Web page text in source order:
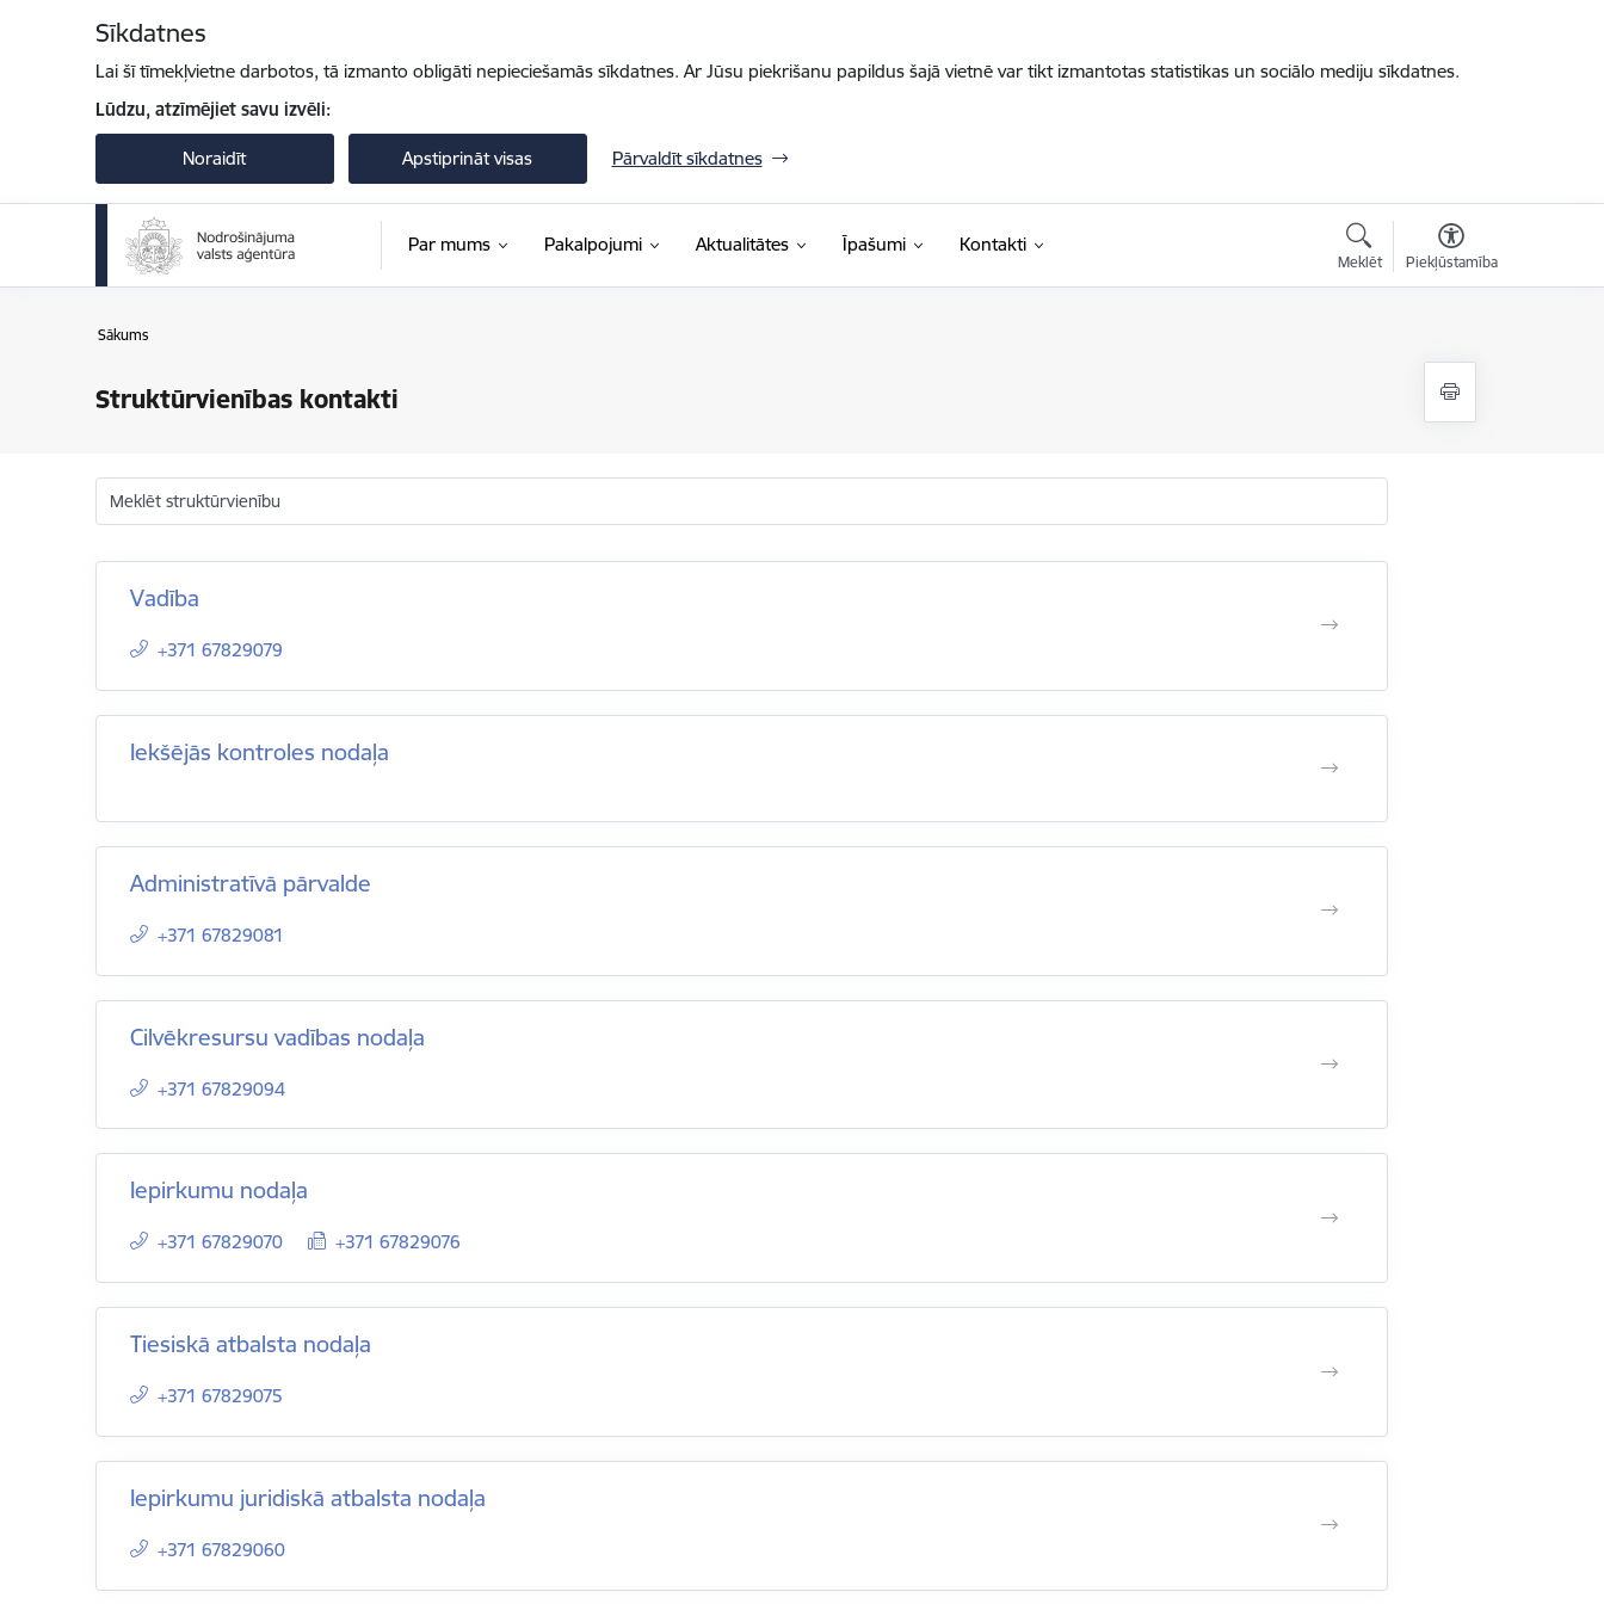
Sīkdatnes
Lai šī tīmekļvietne darbotos, tā izmanto obligāti nepieciešamās sīkdatnes. Ar Jūsu piekrišanu papildus šajā vietnē var tikt izmantotas statistikas un sociālo mediju sīkdatnes.
Lūdzu, atzīmējiet savu izvēli:
Noraidīt Apstiprināt visas Pārvaldīt sīkdatnes
Par mums Pakalpojumi Aktualitātes Īpašumi Kontakti
Meklēt Piekļūstamība
Sākums
Struktūrvienības kontakti
Meklēt struktūrvienību
Vadība
+371 67829079
Iekšējās kontroles nodaļa
Administratīvā pārvalde
+371 67829081
Cilvēkresursu vadības nodaļa
+371 67829094
Iepirkumu nodaļa
+371 67829070 +371 67829076
Tiesiskā atbalsta nodaļa
+371 67829075
Iepirkumu juridiskā atbalsta nodaļa
+371 67829060